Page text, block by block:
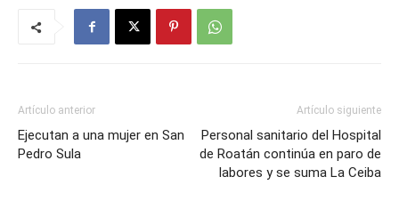
Artículo anterior
Ejecutan a una mujer en San
Pedro Sula
Artículo siguiente
Personal sanitario del Hospital
de Roatán continúa en paro de
labores y se suma La Ceiba